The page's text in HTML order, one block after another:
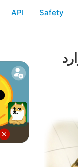
API Safety